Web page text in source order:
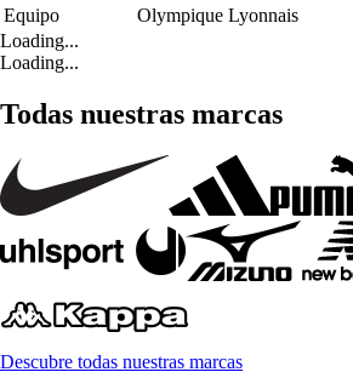
Equipo
Olympique Lyonnais
Loading...
Loading...
Todas nuestras marcas
Descubre todas nuestras marcas